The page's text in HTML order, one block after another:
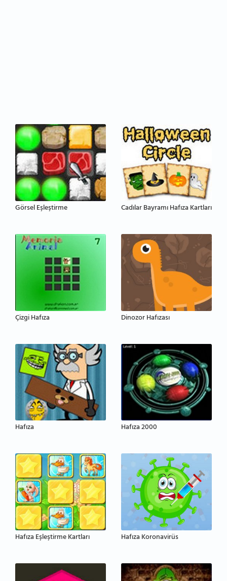
Görsel Eşleştirme Cadılar Bayramı Hafıza Kartları
Çizgi Hafıza Dinozor Hafızası
Hafıza Hafıza 2000
Hafıza Eşleştirme Kartları Hafıza Koronavirüs